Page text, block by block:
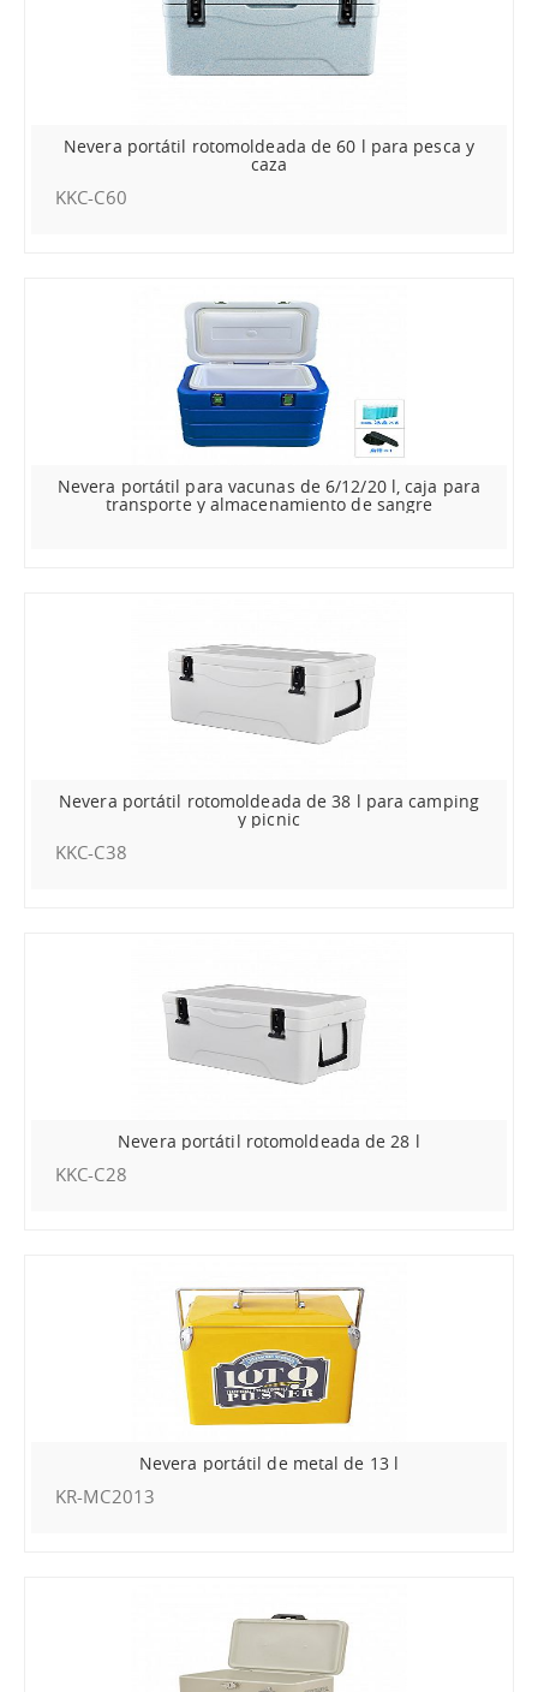
Nevera portátil rotomoldeada de 60 l para pesca y
caza
KKC-C60
Nevera portátil para vacunas de 6/12/20 l, caja para
transporte y almacenamiento de sangre
Nevera portátil rotomoldeada de 38 l para camping
y picnic
KKC-C38
Nevera portátil rotomoldeada de 28 l
KKC-C28
Nevera portátil de metal de 13 l
KR-MC2013